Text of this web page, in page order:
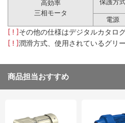
高効率
三相モータ
保護方
電源
[ ! ]その他の仕様はデジタルカタロ
[ ! ]潤滑方式、使用されているグリ
商品担当おすすめ